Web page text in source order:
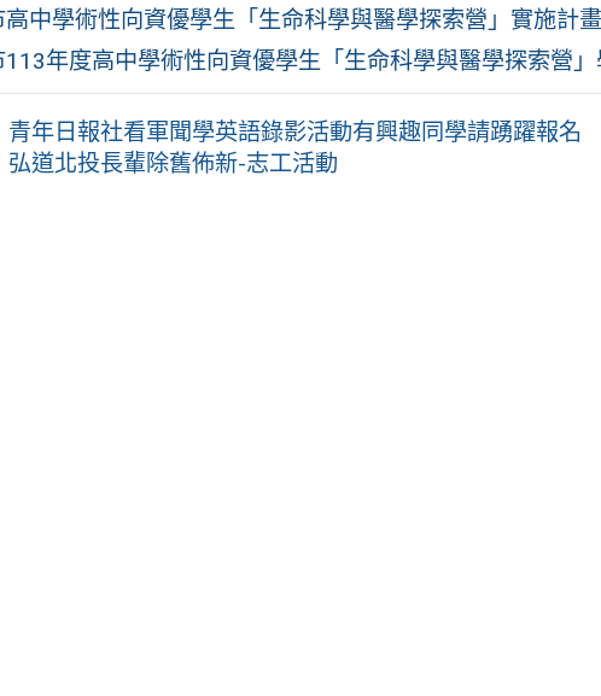
高中學術性向資優學生「生命科學與醫學探索營」實施計畫
113年度高中學術性向資優學生「生命科學與醫學探索營
青年日報社看軍聞學英語錄影活動有興趣同學請踴躍報名
弘道北投長輩除舊佈新-志工活動